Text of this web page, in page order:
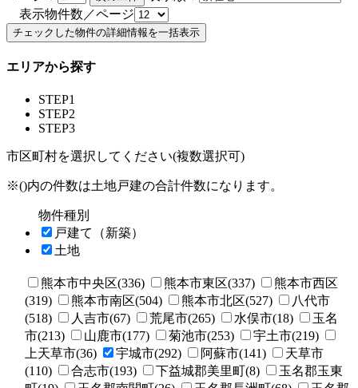
表示物件数／ページ
エリアから探す
STEP1
STEP2
STEP3
市区町村を選択してください(複数選択可)
※()内の件数は土地戸建の合計件数になります。
物件種別
戸建て（新築）
土地
熊本市中央区(336) 熊本市東区(337)
熊本市西区
(319)
熊本市南区(504) 熊本市北区(527)
八代市
(518)
人吉市(67) 荒尾市(265) 水俣市(18)
玉名
市(213)
山鹿市(177) 菊池市(253)
宇土市(219)
上天草市(36)
宇城市(292) 阿蘇市(141)
天草市
(110)
合志市(193) 下益城郡美里町(8)
玉名郡玉東